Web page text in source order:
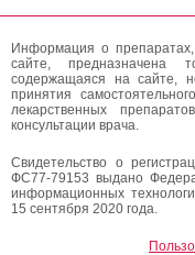
Информация о
сайте, предназначена
содержащаяся на сайте,
принятия
лекарственных
консультации врача.
Свидетельство о
ФС77-79153 выдано
информационных
15 сентября 2020 года.